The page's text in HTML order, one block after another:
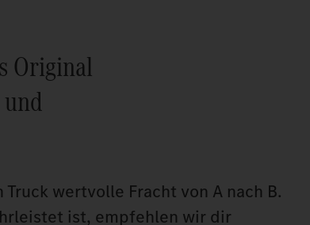
Original
wertvolle Fracht von A nach B.
ist, empfehlen wir dir